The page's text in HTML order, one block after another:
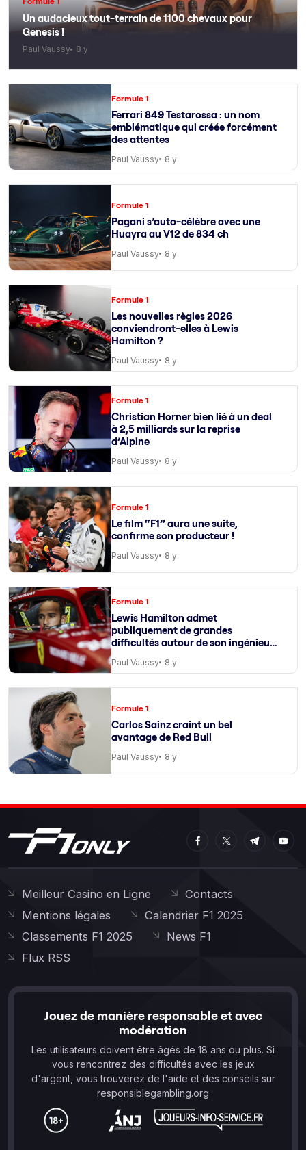
Un audacieux tout-terrain de 1100 chevaux pour
Genesis !
Paul Vaussy 8 y
Formule 1
Ferrari 849 Testarossa : un nom
emblématique qui créée forcément
des attentes
Paul Vaussy 8 y
Formule 1
Pagani s’auto-célèbre avec une
Huayra au V12 de 834 ch
Paul Vaussy 8 y
Formule 1
Les nouvelles règles 2026
conviendront-elles à Lewis
Hamilton ?
Paul Vaussy 8 y
Formule 1
Christian Horner bien lié à un deal
à 2,5 milliards sur la reprise
d’Alpine
Paul Vaussy 8 y
Formule 1
Le film “F1” aura une suite,
confirme son producteur !
Paul Vaussy 8 y
Formule 1
Lewis Hamilton admet
publiquement de grandes
difficultés autour de son ingénieur
Paul Vaussy 8 y
Formule 1
Carlos Sainz craint un bel
avantage de Red Bull
Paul Vaussy 8 y
Meilleur Casino en Ligne
Contacts
Mentions légales
Calendrier F1 2025
Classements F1 2025
News F1
Flux RSS
Jouez de manière responsable et avec
modération
Les utilisateurs doivent être âgés de 18 ans ou plus. Si
vous rencontrez des difficultés avec les jeux
d'argent, vous trouverez de l'aide et des conseils sur
responsiblegambling.org